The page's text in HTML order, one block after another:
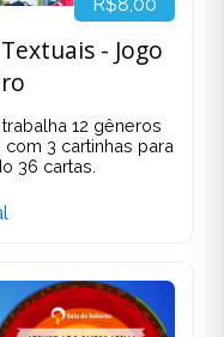
- Jogo
12 gêneros
3 cartinhas para
36 cartas.